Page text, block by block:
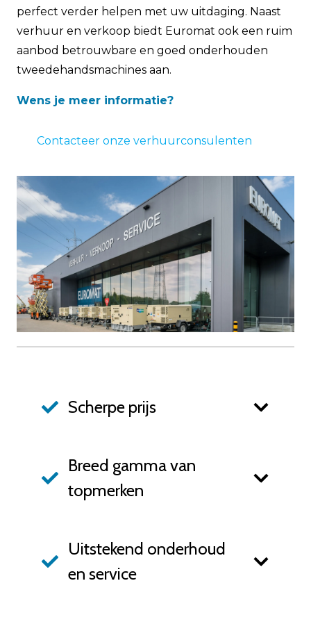
perfect verder helpen met uw uitdaging. Naast
verhuur en verkoop biedt Euromat ook een ruim
aanbod betrouwbare en goed onderhouden
tweedehandsmachines aan.
Wens je meer informatie?
Contacteer onze verhuurconsulenten
Scherpe prijs
Breed gamma van
topmerken
Uitstekend onderhoud
en service